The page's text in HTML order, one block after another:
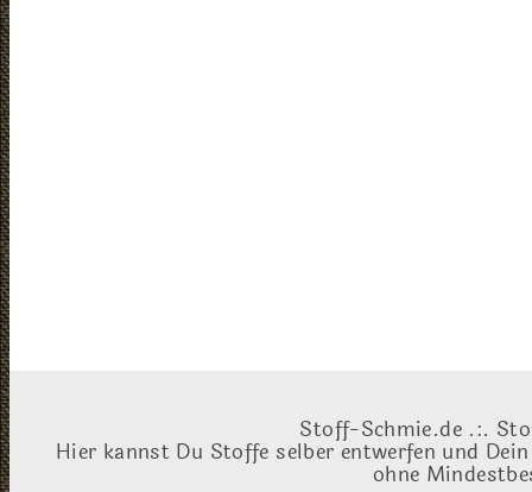
Stoff-Schmie.de .:.
Hier kannst Du Stoffe selber entwerfen und
ohne